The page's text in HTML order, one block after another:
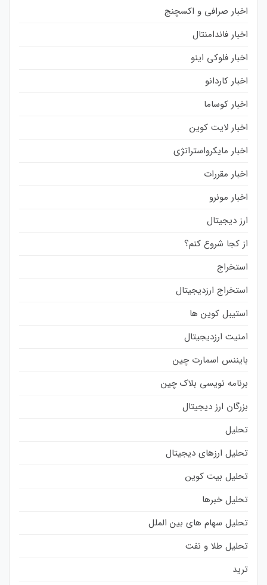
اخبار صرافی و اکسچنج
اخبار فاندامنتال
اخبار فلوکی اینو
اخبار کاردانو
اخبار کوساما
اخبار لایت کوین
اخبار مایکرواستراتژی
اخبار مقررات
اخبار مونرو
ارز دیجیتال
از کجا شروع کنم؟
استخراج
استخراج ارزدیجیتال
استیبل کوین ها
امنیت ارزدیجیتال
بایننس اسمارت چین
برنامه نویسی بلاک چین
بزرگان ارز دیجیتال
تحلیل
تحلیل ارزهای دیجیتال
تحلیل بیت کوین
تحلیل خبرها
تحلیل سهام های بین الملل
تحلیل طلا و نفت
ترید